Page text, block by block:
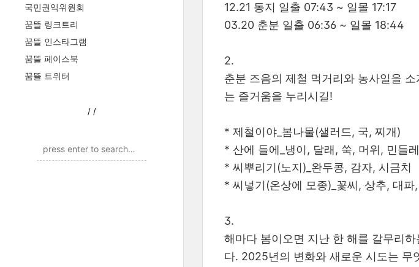
국민권익위원회
꿈뜰 링크트리
꿈뜰 인스타그램
꿈뜰 페이스북
꿈뜰 트위터
/ /
12.21 동지 일출 07:43 ~ 일몰 17:17
03.20 춘분 일출 06:36 ~ 일몰 18:44
2.
춘분 즈음의 제철 먹거리와 농사일을
는 즐거움을 누리시길!
* 제철이야_봄나물(샐러드, 국, 찌개)
* 산에 들에_냉이, 달래, 쑥, 머위, 민들
* 씨뿌리기(노지)_완두콩, 감자, 시금치
* 씨넣기(온상에 모종)_꽃씨, 상추, 대파
3.
해마다 봄이오면 지난 한 해를 갈무리
다. 2025년의 변화와 새로운 시도는